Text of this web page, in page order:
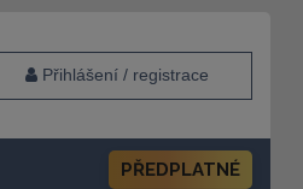
Přihlášení / registrace
PŘEDPLATNÉ